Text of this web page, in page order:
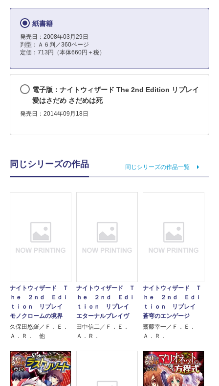
紙書籍
発売日：2008年03月29日
判型：Ａ６判／360ページ
定価：713円（本体660円＋税）
電子版：ナイトウィザード The 2nd Edition リプレイ
愛はさだめ さだめは死
発売日：2014年09月18日
同じシリーズの作品 同じシリーズの作品一覧
ナイトウィザード Ｔ
ｈｅ ２ｎｄ Ｅｄｉ
ｔｉｏｎ リプレイ
モノクロームの境界
久保田悠羅／Ｆ．Ｅ．
Ａ．Ｒ． 他
ナイトウィザード Ｔ
ｈｅ ２ｎｄ Ｅｄｉ
ｔｉｏｎ リプレイ
エターナルブレイヴ
田中信二／Ｆ．Ｅ．
Ａ．Ｒ．
ナイトウィザード Ｔ
ｈｅ ２ｎｄ Ｅｄｉ
ｔｉｏｎ リプレイ
蒼穹のエンゲージ
齋藤幸一／Ｆ．Ｅ．
Ａ．Ｒ．